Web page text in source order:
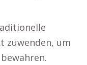
zuwenden, um